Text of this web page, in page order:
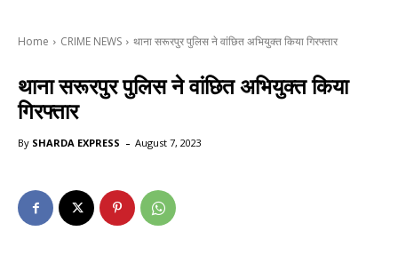
Home CRIME NEWS थाना सरूरपुर पुलिस ने वांछित अभियुक्त किया गिरफ्तार
थाना सरूरपुर पुलिस ने वांछित अभियुक्त किया
गिरफ्तार
By SHARDA EXPRESS - August 7, 2023